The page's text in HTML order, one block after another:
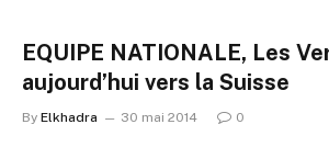
EQUIPE NATIONALE, Les
aujourd’hui vers la Suisse
By Elkhadra 30 mai 2014 0